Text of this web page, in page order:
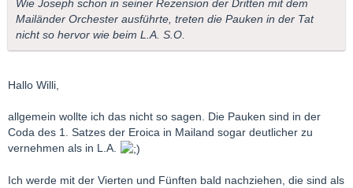
Wie Joseph schon in seiner Rezension der Dritten mit dem
Mailänder Orchester ausführte, treten die Pauken in der Tat
nicht so hervor wie beim L.A. S.O.
Hallo Willi,
allgemein wollte ich das nicht so sagen. Die Pauken sind in der
Coda des 1. Satzes der Eroica in Mailand sogar deutlicher zu
vernehmen als in L.A.
Ich werde mit der Vierten und Fünften bald nachziehen, die sind als